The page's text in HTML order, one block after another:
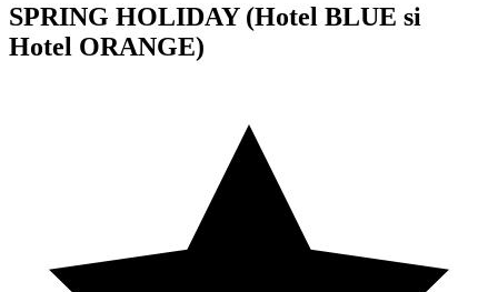
SPRING HOLIDAY (Hotel BLUE si
Hotel ORANGE)